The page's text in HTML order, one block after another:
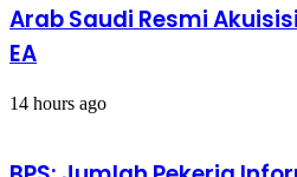
Rock`
Johnson
Arab Saudi Resmi
EA
14 hours ago